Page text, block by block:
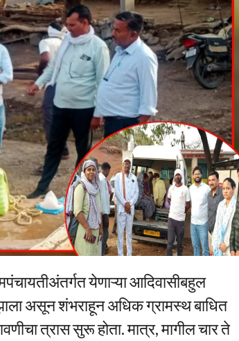
येणाऱ्या आदिवासीबहुल
झाला असून शंभराहून अधिक ग्रामस्थ बाधित
त्रास सुरू होता. मात्र, मागील चार ते